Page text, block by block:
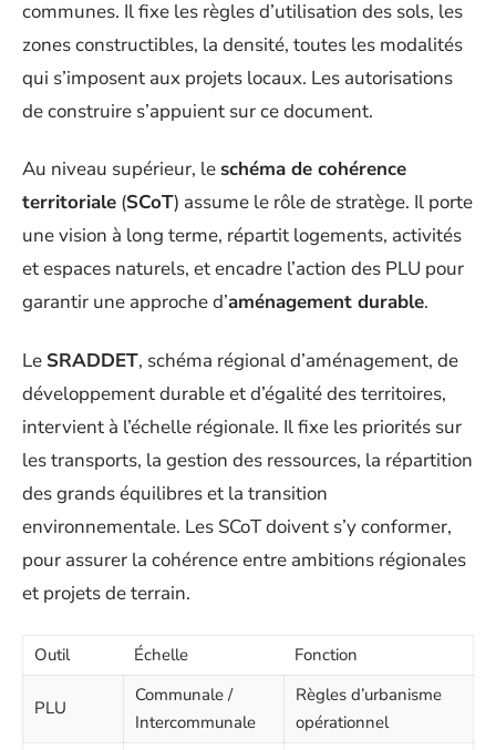
communes. Il fixe les règles d’utilisation des sols, les
zones constructibles, la densité, toutes les modalités
qui s’imposent aux projets locaux. Les autorisations
de construire s’appuient sur ce document.
Au niveau supérieur, le schéma de cohérence
territoriale (SCoT) assume le rôle de stratège. Il porte
une vision à long terme, répartit logements, activités
et espaces naturels, et encadre l’action des PLU pour
garantir une approche d’aménagement durable.
Le SRADDET, schéma régional d’aménagement, de
développement durable et d’égalité des territoires,
intervient à l’échelle régionale. Il fixe les priorités sur
les transports, la gestion des ressources, la répartition
des grands équilibres et la transition
environnementale. Les SCoT doivent s’y conformer,
pour assurer la cohérence entre ambitions régionales
et projets de terrain.
Outil Échelle Fonction
PLU
Communale /
Intercommunale
Règles d’urbanisme
opérationnel